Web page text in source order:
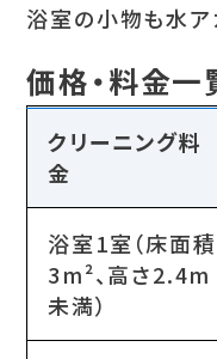
浴室の小物も水ア
価格・料金一
クリーニング料
金
浴室1室（床面積
3m²、高さ2.4m
未満）